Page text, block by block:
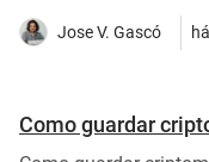
Jose V. Gascó
Como guardar